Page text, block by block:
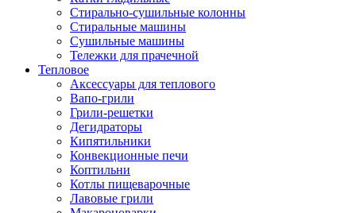
Стирально-сушильные колонны
Стиральные машины
Сушильные машины
Тележки для прачечной
Тепловое
Аксессуары для теплового
Вапо-грили
Грили-решетки
Дегидраторы
Кипятильники
Конвекционные печи
Коптильни
Котлы пищеварочные
Лавовые грили